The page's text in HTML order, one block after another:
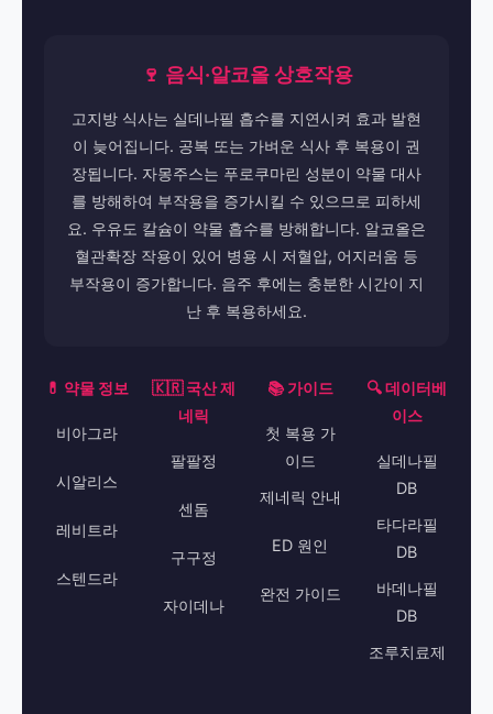
🍷 음식·알코올 상호작용
고지방 식사는 실데나필 흡수를 지연시켜 효과 발현
이 늦어집니다. 공복 또는 가벼운 식사 후 복용이 권
장됩니다. 자몽주스는 푸로쿠마린 성분이 약물 대사
를 방해하여 부작용을 증가시킬 수 있으므로 피하세
요. 우유도 칼슘이 약물 흡수를 방해합니다. 알코올은
혈관확장 작용이 있어 병용 시 저혈압, 어지러움 등
부작용이 증가합니다. 음주 후에는 충분한 시간이 지
난 후 복용하세요.
💊 약물 정보
비아그라
시알리스
레비트라
스텐드라
🇰🇷 국산 제
네릭
팔팔정
센돔
구구정
자이데나
📚 가이드
첫 복용 가
이드
제네릭 안내
ED 원인
완전 가이드
🔍 데이터베
이스
실데나필
DB
타다라필
DB
바데나필
DB
조루치료제